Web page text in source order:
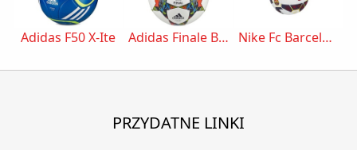
Adidas F50 X-Ite Adidas Finale Berlin Capitano (M36921) Nike Fc Barcelona (SC2573-146)
PRZYDATNE LINKI